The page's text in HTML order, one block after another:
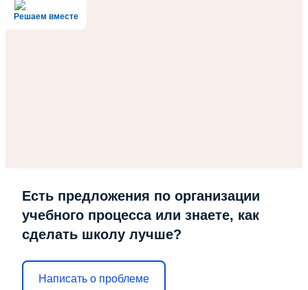
Решаем вместе
Есть предложения по организации
учебного процесса или знаете, как
сделать школу лучше?
Написать о проблеме